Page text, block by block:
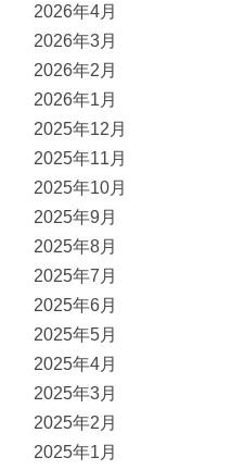
2026年4月
2026年3月
2026年2月
2026年1月
2025年12月
2025年11月
2025年10月
2025年9月
2025年8月
2025年7月
2025年6月
2025年5月
2025年4月
2025年3月
2025年2月
2025年1月